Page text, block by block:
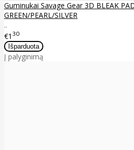
Guminukai Savage Gear 3D BLEAK
GREEN/PEARL/SILVER
..
€1 30
Į palyginimą